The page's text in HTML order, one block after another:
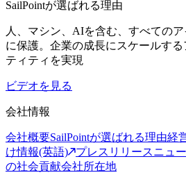
SailPointが選ばれる理由
人、マシン、AIを含む、すべての
に保護。企業の成長にスケールす
ティティを実現
ビデオを見る
会社情報
会社概要SailPointが選ばれる理由経
け情報(英語)
プレスリリースニュ
の社会貢献会社所在地